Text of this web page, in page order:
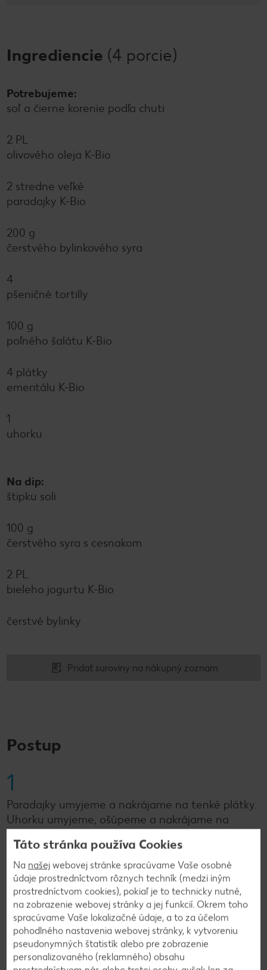
Ingrediencie (4 porcie)
Potrebujeme:
soľ a čierne korenie podľa chuti
2 PL
olivového oleja K-Bio
2 stredne veľké
paradajky K-Bio
200 g
čerstvého bylinkového syra
4
pšeničné tortilly
100 g
poľného šalátu K-Bio
4 plátky
ementálu K-Bio
1
uhorku
Na dip:
štipku soli
100 g
čerstvého syra s cesnakom
2 PL
bieleho jogurtu K-Bio
čerstvé bylinky
Pridať suroviny na nákupný zoznam
Postup
1
Paradajky umyjeme a nakrájame na tenké plátky.
Uhorku umyjeme, ošúpeme a nakrájame na
a necháme dobre odkvapkať. V miske zmiešame
čerstvý syr s bielym jogurtom. Pridáme nasekané
čerstvé bylinky a štipku soli. Všetko premiešame
dohladka a odložíme do chladničky.
2
Tortilly krátko zohrejeme na suchej panvici alebo
Táto stránka používa Cookies
Na našej webovej stránke spracúvame Vaše osobné
údaje prostredníctvom rôznych techník (medzi iným
prostredníctvom cookies), pokiaľ je to technicky nutné,
na zobrazenie webovej stránky a jej funkcií. Okrem toho
spracúvame Vaše lokalizačné údaje, a to za účelom
pohodlného nastavenia webovej stránky, k vytvoreniu
pseudonymných štatistík alebo pre zobrazenie
personalizovaného (reklamného) obsahu